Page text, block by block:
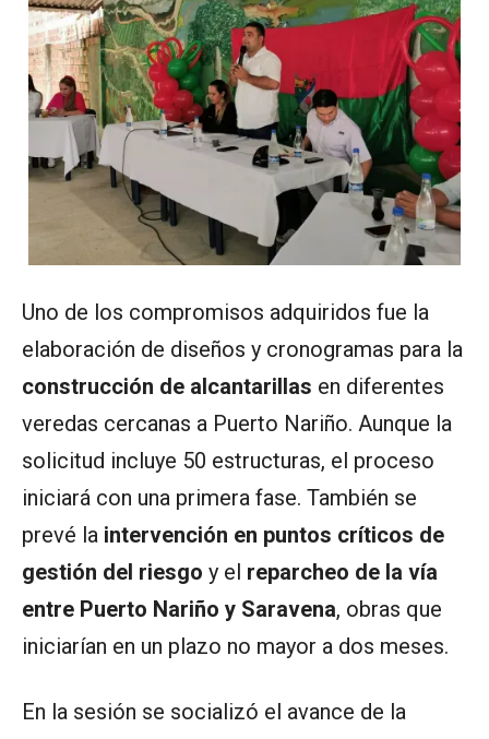
Uno de los compromisos adquiridos fue la
elaboración de diseños y cronogramas para la
construcción de alcantarillas en diferentes
veredas cercanas a Puerto Nariño. Aunque la
solicitud incluye 50 estructuras, el proceso
iniciará con una primera fase. También se
prevé la intervención en puntos críticos de
gestión del riesgo y el reparcheo de la vía
entre Puerto Nariño y Saravena, obras que
iniciarían en un plazo no mayor a dos meses.
En la sesión se socializó el avance de la